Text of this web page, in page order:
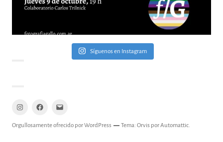
Síguenos en Instagram
InstagramFacebook
Mail
Orgullosamente ofrecido por WordPress Tema: Orvis porAutomattic.